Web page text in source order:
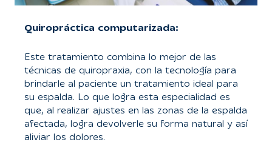
Quiropráctica computarizada:
Este tratamiento combina lo mejor de las
técnicas de quiropraxia, con la tecnología para
brindarle al paciente un tratamiento ideal para
su espalda. Lo que logra esta especialidad es
que, al realizar ajustes en las zonas de la espalda
afectada, logra devolverle su forma natural y así
aliviar los dolores.